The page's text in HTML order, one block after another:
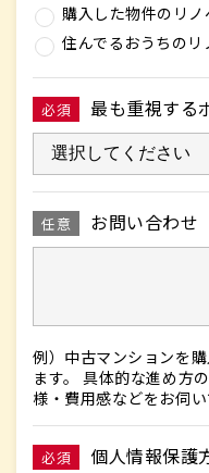
購入した物件のリ
住んでるおうちの
必須 最も重視する
任意 お問い合わせ
例）中古マンションを
ます。 具体的な進め方
様・費用感などをお伺い
必須 個人情報保護